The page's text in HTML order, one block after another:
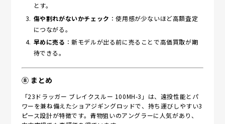
とす。
傷や割れがないかチェック ：使用感が少ないほど高額査定
につながる。
早めに売る ：新モデルが出る前に売ることで高価買取が期
待できる。
⑧ まとめ
「23ドラッガー ブレイクスルー 100MH-3」は、遠投性能とパ
ワーを兼ね備えたショアジギングロッドで、持ち運びしやすい3
ピース設計が特徴です。青物狙いのアングラーに人気があり、